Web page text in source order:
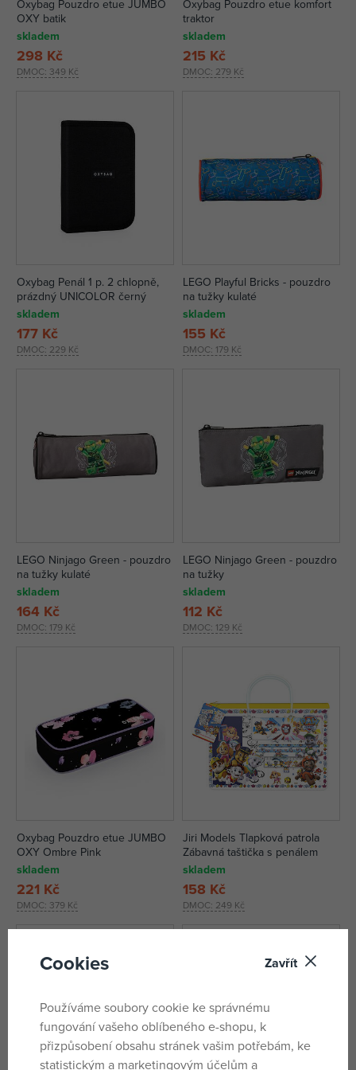
Oxybag Pouzdro etue JUMBO
OXY batik
skladem
DMOC: 349 Kč
298 Kč
Oxybag Pouzdro etue komfort
traktor
skladem
DMOC: 279 Kč
215 Kč
Oxybag Penál 1 p. 2 chlopně,
prázdný UNICOLOR černý
skladem
DMOC: 229 Kč
177 Kč
LEGO Playful Bricks - pouzdro
na tužky kulaté
skladem
DMOC: 179 Kč
155 Kč
LEGO Ninjago Green - pouzdro
na tužky kulaté
skladem
DMOC: 179 Kč
164 Kč
LEGO Ninjago Green - pouzdro
na tužky
skladem
DMOC: 129 Kč
112 Kč
Oxybag Pouzdro etue JUMBO
OXY Ombre Pink
skladem
DMOC: 379 Kč
221 Kč
Jiri Models Tlapková patrola
Zábavná taštička s penálem
skladem
DMOC: 249 Kč
158 Kč
Cookies Zavřít
Používáme soubory cookie ke správnému
fungování vašeho oblíbeného e-shopu, k
přizpůsobení obsahu stránek vašim potřebám, ke
statistickým a marketingovým účelům a